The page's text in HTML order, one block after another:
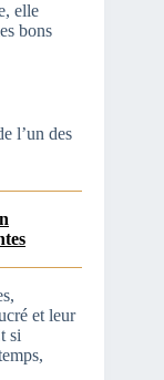
elle
bons
l’un des
et leur
si